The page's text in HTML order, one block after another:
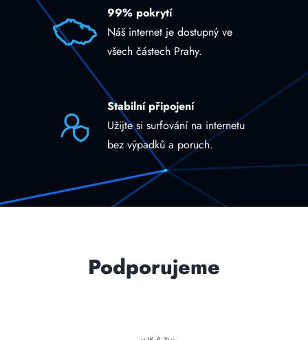
99% pokrytí
Náš internet je dostupný ve
všech částech Prahy.
Stabilní připojení
Užijte si surfování na internetu
bez výpadků a poruch.
Podporujeme